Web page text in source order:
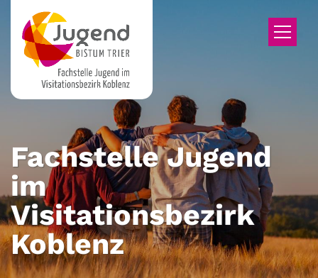
Zum Inhalt springen
Fachstelle Jugend
im
Visitationsbezirk
Koblenz